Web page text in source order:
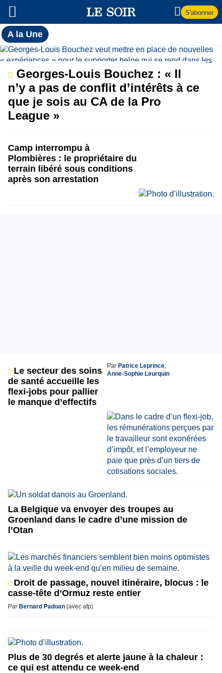
S'abonner
A la UneToutes
l'actualité
du Soir
A
la
Une
Georges-Louis Bouchez : « Il
n’y a pas de conflit d’intérêts à ce
que je sois au CA de la Pro
League »
Camp interrompu à
Plombières : le propriétaire du
terrain libéré sous conditions
après son arrestation
Le secteur des soins
de santé accueille les
flexi-jobs pour pallier
le manque d’effectifs
Par Patrice Leprince,
Anne-Sophie Leurquin
La Belgique va envoyer des troupes au
Groenland dans le cadre d’une mission de
l’Otan
Droit de passage, nouvel itinéraire, blocus : le
casse-tête d’Ormuz reste entier
Par Bernard Padoan (avec afp)
Plus de 30 degrés et alerte jaune à la chaleur :
ce qui est attendu ce week-end